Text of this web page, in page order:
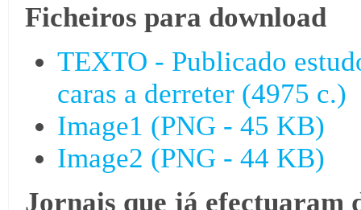
Ficheiros para download
TEXTO - Publicado
caras a derreter (4975 c.)
Image1 (PNG - 45 KB)
Image2 (PNG - 44 KB)
Jornais que já efectuaram